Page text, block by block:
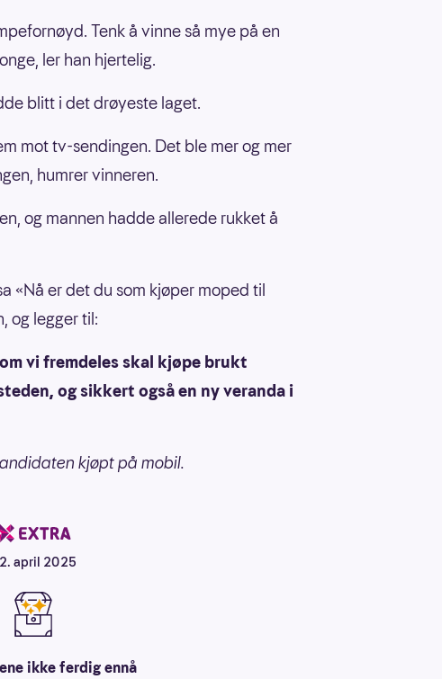
Tenk å vinne så mye på en
ler han hjertelig.
blitt i det drøyeste laget.
mot tv-sendingen. Det ble mer og mer
humrer vinneren.
og mannen hadde allerede rukket å
«Nå er det du som kjøper moped til
og legger til:
vi fremdeles skal kjøpe brukt
og sikkert også en ny veranda i
kjøpt på mobil.
april 2025
ikke ferdig ennå